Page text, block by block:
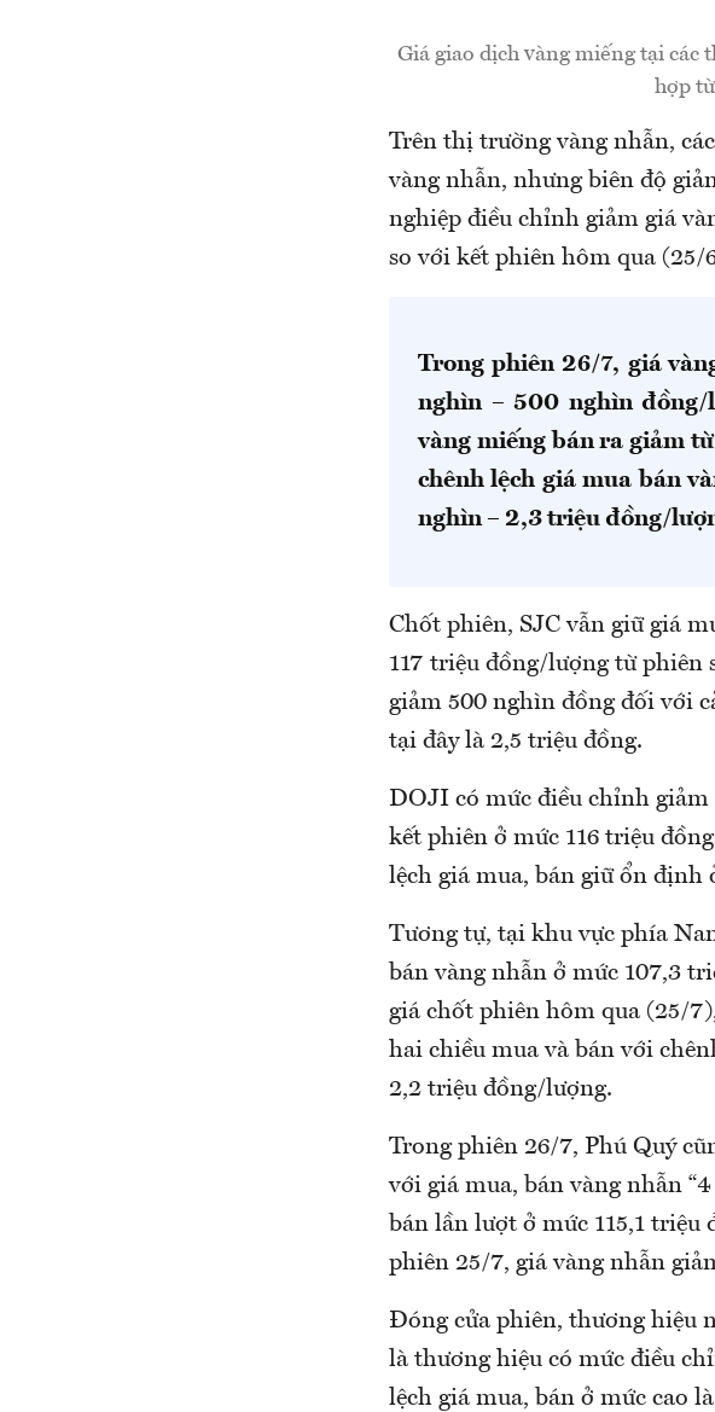
Giá giao dịch vàng miếng tại
hợp
Trên thị trường vàng nhẫn,
vàng nhẫn, nhưng biên độ
nghiệp điều chỉnh giảm giá
so với kết phiên hôm qua (25/
Trong phiên 26/7, giá
nghìn – 500 nghìn đồng/
vàng miếng bán ra giảm
chênh lệch giá mua bán
nghìn – 2,3 triệu đồng/
Chốt phiên, SJC vẫn giữ giá
117 triệu đồng/lượng từ phiên
giảm 500 nghìn đồng đối với
tại đây là 2,5 triệu đồng.
DOJI có mức điều chỉnh giảm
kết phiên ở mức 116 triệu
lệch giá mua, bán giữ ổn định
Tương tự, tại khu vực phía
bán vàng nhẫn ở mức 107,3
giá chốt phiên hôm qua (25/
hai chiều mua và bán với
2,2 triệu đồng/lượng.
Trong phiên 26/7, Phú Quý
với giá mua, bán vàng nhẫn
bán lần lượt ở mức 115,1 triệu
phiên 25/7, giá vàng nhẫn
Đóng cửa phiên, thương hiệu
là thương hiệu có mức điều
lệch giá mua, bán ở mức cao